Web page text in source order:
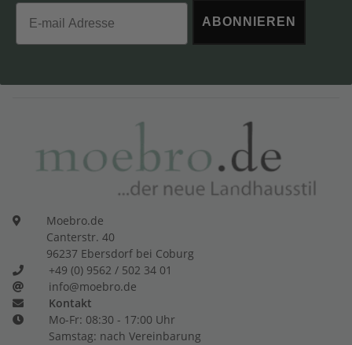
Email
ABONNIEREN
Moebro.de
Canterstr. 40
96237 Ebersdorf bei Coburg
+49 (0) 9562 / 502 34 01
info@moebro.de
Kontakt
Mo-Fr: 08:30 - 17:00 Uhr
Samstag: nach Vereinbarung